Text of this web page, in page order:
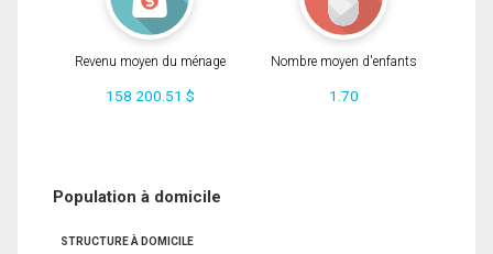
Revenu moyen du ménage
158 200.51 $
Nombre moyen d'enfants
1.70
Population à domicile
STRUCTURE À DOMICILE